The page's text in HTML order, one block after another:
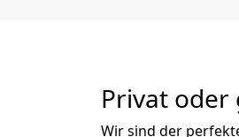
Privat oder
Wir sind der